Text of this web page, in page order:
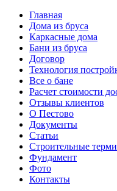
Главная
Дома из бруса
Каркасные дома
Бани из бруса
Договор
Технология
Все о бане
Расчет стоимости
Отзывы клиентов
О Пестово
Документы
Статьи
Строительные
Фундамент
Фото
Контакты